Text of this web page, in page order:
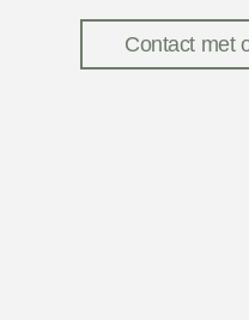
Contact met